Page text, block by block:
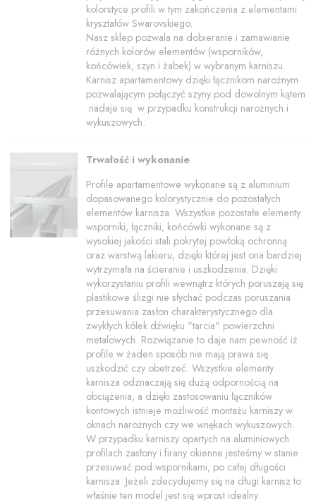
kolorstyce profili w tym zakończenia z elementami
kryształów Swarovskiego.
Nasz sklep pozwala na dobieranie i zamawianie
różnych kolorów elementów (wsporników,
końcówiek, szyn i żabek) w wybranym karniszu.
Karnisz apartamentowy dzięki łącznikom narożnym
pozwalającym połączyć szyny pod dowolnym kątem
nadaje się w przypadku konstrukcji narożnych i
wykuszowych.
Trwałość i wykonanie
Profile apartamentowe wykonane są z aluminium
dopasowanego kolorystycznie do pozostałych
elementów karnisza. Wszystkie pozostałe elementy
wsporniki, łączniki, końcówki wykonane są z
wysokiej jakości stali pokrytej powłoką ochronną
oraz warstwą lakieru, dzięki której jest ona bardziej
wytrzymała na ścieranie i uszkodzenia. Dzięki
wykorzystaniu profili wewnątrz których poruszają się
plastikowe ślizgi nie słychać podczas poruszania
przesuwania zasłon charakterystycznego dla
zwykłych kółek dźwięku "tarcia" powierzchni
metalowych. Rozwiązanie to daje nam pewność iż
profile w żaden sposób nie mają prawa się
uszkodzić czy obetrzeć. Wszystkie elementy
karnisza odznaczają się dużą odpornością na
obciążenia, a dzięki zastosowaniu łączników
kontowych istnieje możliwość montażu karniszy w
oknach narożnych czy we wnękach wykuszowych.
W przypadku karniszy opartych na aluminiowych
profilach zasłony i firany okienne jesteśmy w stanie
przesuwać pod wspornikami, po całej długości
karnisza. Jeżeli zdecydujemy się na długi karnisz to
właśnie ten model jest się wprost idealny.